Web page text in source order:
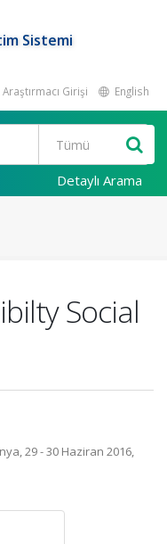
Sistemi
Araştırmacı Girişi English
Detaylı Arama
Social
29 - 30 Haziran 2016,